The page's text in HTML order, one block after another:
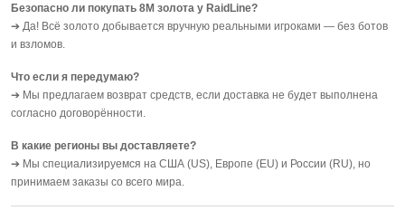
Безопасно ли покупать 8M золота у RaidLine?
➔ Да! Всё золото добывается вручную реальными игроками — без ботов
и взломов.
Что если я передумаю?
➔ Мы предлагаем возврат средств, если доставка не будет выполнена
согласно договорённости.
В какие регионы вы доставляете?
➔ Мы специализируемся на США (US), Европе (EU) и России (RU), но
принимаем заказы со всего мира.